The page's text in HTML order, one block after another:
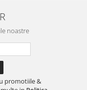
noastre
promotiile &